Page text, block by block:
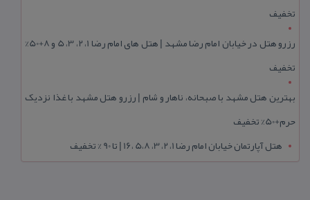
تخفیف
رزرو هتل در خیابان امام رضا مشهد | هتل‌ های امام رضا 1، 2، 3، 5 و 8+50%
تخفیف
بهترین هتل مشهد با صبحانه، ناهار و شام | رزرو هتل مشهد با غذا نزدیک
حرم+50% تخفیف
هتل آپارتمان خیابان امام رضا 1، 2، 3، 5،8 ،16 | تا 90 % تخفیف